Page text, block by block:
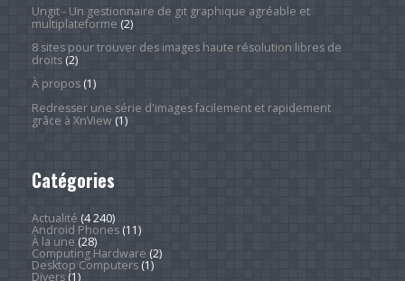
Ungit - Un gestionnaire de git graphique agréable et
multiplateforme (2)
8 sites pour trouver des images haute résolution libres de
droits(2)
À propos(1)
Redresser une série d'images facilement et rapidement
grâce à XnView(1)
Catégories
Actualité (4 240)
Android Phones(11)
À la une (28)
Computing Hardware (2)
Desktop Computers(1)
Divers(1)